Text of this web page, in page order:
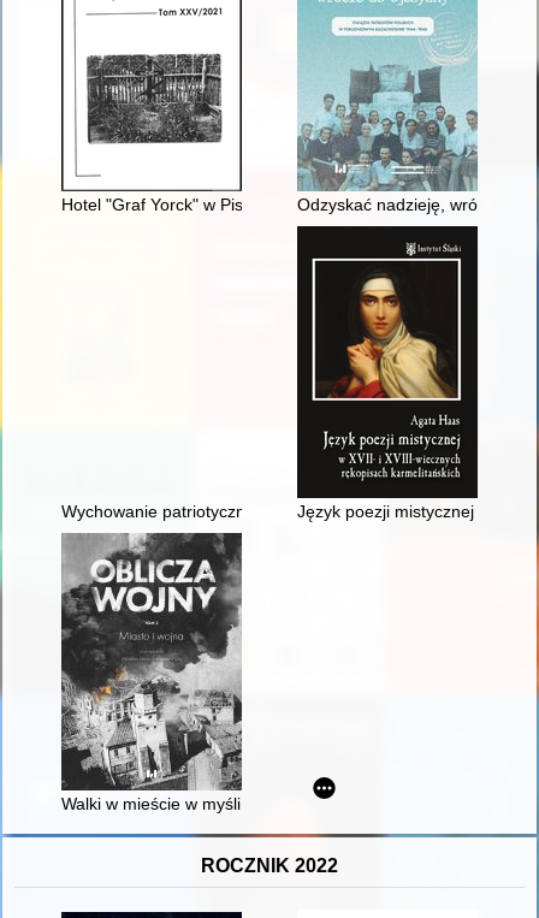
Hotel "Graf Yorck" w Piszu Odzyskać nadzieję, wrócić do
Wychowanie patriotyczne Polaków : przeszłość i teraźniejszość
Język poezji mistycznej w
Walki w mieście w myśli wojskowej Robotniczo-Chłopskiej
ROCZNIK 2022